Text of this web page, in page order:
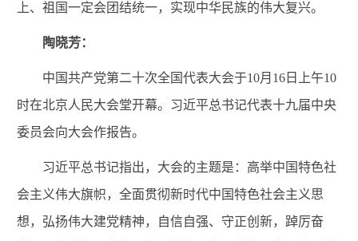
上、祖国一定会团结统一，实现中华民族的伟大复兴。
陶晓芳：
中国共产党第二十次全国代表大会于10月16日上午10
时在北京人民大会堂开幕。习近平总书记代表十九届中央
委员会向大会作报告。
习近平总书记指出，大会的主题是：高举中国特色社
会主义伟大旗帜，全面贯彻新时代中国特色社会主义思
想，弘扬伟大建党精神，自信自强、守正创新，踔厉奋